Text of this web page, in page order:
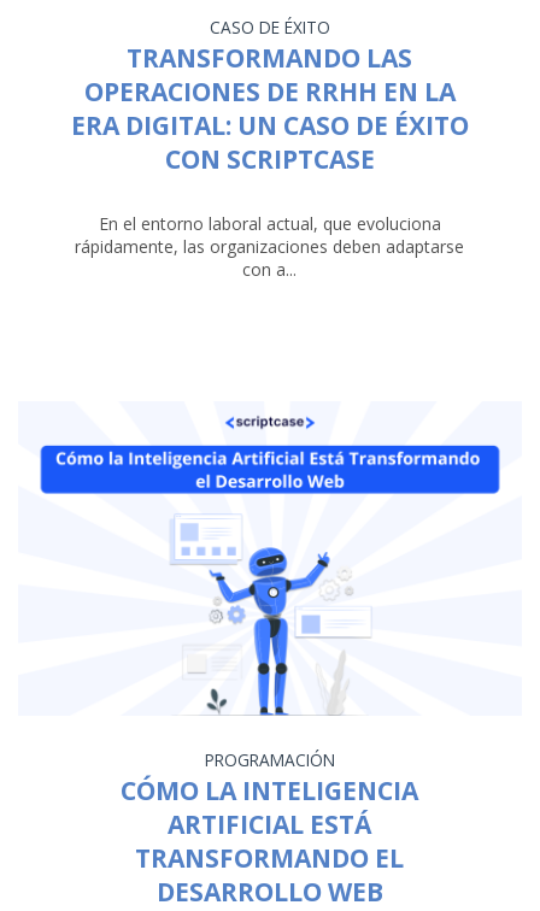
CASO DE ÉXITO
TRANSFORMANDO LAS
OPERACIONES DE RRHH EN LA
ERA DIGITAL: UN CASO DE ÉXITO
CON SCRIPTCASE
En el entorno laboral actual, que evoluciona
rápidamente, las organizaciones deben adaptarse
con a...
PROGRAMACIÓN
CÓMO LA INTELIGENCIA
ARTIFICIAL ESTÁ
TRANSFORMANDO EL
DESARROLLO WEB